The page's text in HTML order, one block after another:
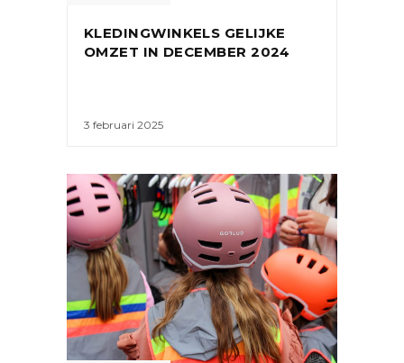
KLEDINGWINKELS GELIJKE
OMZET IN DECEMBER 2024
3 februari 2025